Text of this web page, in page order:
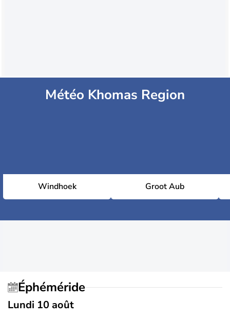
Météo Khomas Region
Windhoek Groot Aub
Éphéméride
Lundi 10 août